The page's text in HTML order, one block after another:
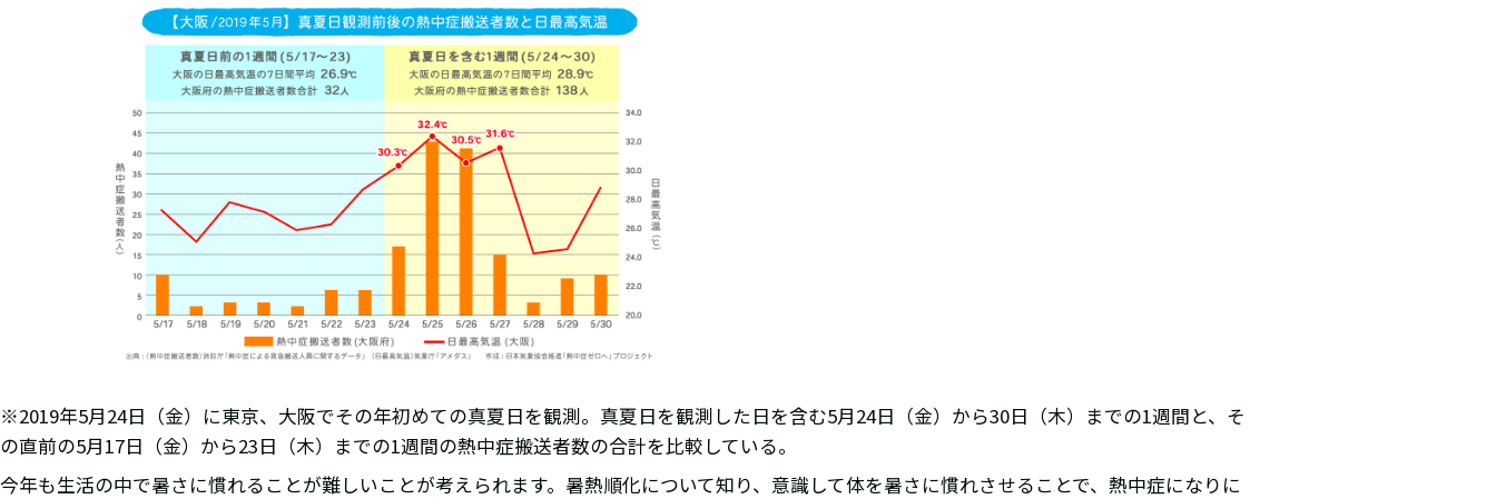
※2019年5月24日（金）に東京、大阪でその年初めての真夏日を観測。真夏日を観測した日を含む5月24日（金）から30日（木）までの1週間と、そ
の直前の5月17日（金）から23日（木）までの1週間の熱中症搬送者数の合計を比較している。
今年も生活の中で暑さに慣れることが難しいことが考えられます。暑熱順化について知り、意識して体を暑さに慣れさせることで、熱中症になりに